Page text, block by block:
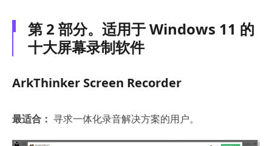
第 2 部分。适用于 Windows 11 的
十大屏幕录制软件
ArkThinker Screen Recorder
最适合： 寻求一体化录音解决方案的用户。